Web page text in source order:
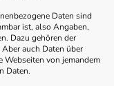
Daten sind
ist, also Angaben,
Dazu gehören der
auch Daten über
von jemandem
Daten.